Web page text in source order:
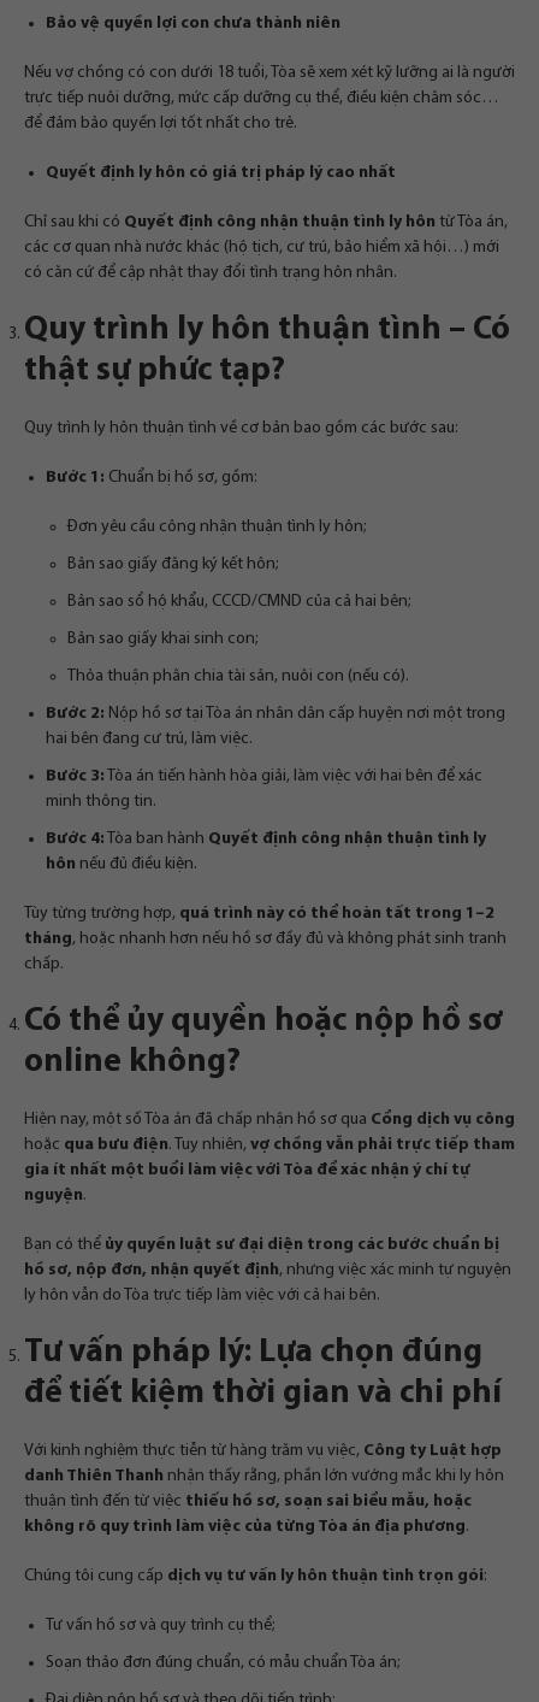
Bảo vệ quyền lợi con chưa thành niên
Nếu vợ chồng có con dưới 18 tuổi, Tòa sẽ xem xét kỹ lưỡng ai là người
trực tiếp nuôi dưỡng, mức cấp dưỡng cụ thể, điều kiện chăm sóc…
để đảm bảo quyền lợi tốt nhất cho trẻ.
Quyết định ly hôn có giá trị pháp lý cao nhất
Chỉ sau khi có Quyết định công nhận thuận tình ly hôn từ Tòa án,
các cơ quan nhà nước khác (hộ tịch, cư trú, bảo hiểm xã hội…) mới
có căn cứ để cập nhật thay đổi tình trạng hôn nhân.
Quy trình ly hôn thuận tình – Có
thật sự phức tạp?
Quy trình ly hôn thuận tình về cơ bản bao gồm các bước sau:
Bước 1: Chuẩn bị hồ sơ, gồm:
Đơn yêu cầu công nhận thuận tình ly hôn;
Bản sao giấy đăng ký kết hôn;
Bản sao sổ hộ khẩu, CCCD/CMND của cả hai bên;
Bản sao giấy khai sinh con;
Thỏa thuận phân chia tài sản, nuôi con (nếu có).
Bước 2: Nộp hồ sơ tại Tòa án nhân dân cấp huyện nơi một trong
hai bên đang cư trú, làm việc.
Bước 3: Tòa án tiến hành hòa giải, làm việc với hai bên để xác
minh thông tin.
Bước 4: Tòa ban hành Quyết định công nhận thuận tình ly
hôn nếu đủ điều kiện.
Tùy từng trường hợp, quá trình này có thể hoàn tất trong 1–2
tháng, hoặc nhanh hơn nếu hồ sơ đầy đủ và không phát sinh tranh
chấp.
Có thể ủy quyền hoặc nộp hồ sơ
online không?
Hiện nay, một số Tòa án đã chấp nhận hồ sơ qua Cổng dịch vụ công
hoặc qua bưu điện. Tuy nhiên, vợ chồng vẫn phải trực tiếp tham
gia ít nhất một buổi làm việc với Tòa để xác nhận ý chí tự
nguyện.
Bạn có thể ủy quyền luật sư đại diện trong các bước chuẩn bị
hồ sơ, nộp đơn, nhận quyết định, nhưng việc xác minh tự nguyện
ly hôn vẫn do Tòa trực tiếp làm việc với cả hai bên.
Tư vấn pháp lý: Lựa chọn đúng
để tiết kiệm thời gian và chi phí
Với kinh nghiệm thực tiễn từ hàng trăm vụ việc, Công ty Luật hợp
danh Thiên Thanh nhận thấy rằng, phần lớn vướng mắc khi ly hôn
thuận tình đến từ việc thiếu hồ sơ, soạn sai biểu mẫu, hoặc
không rõ quy trình làm việc của từng Tòa án địa phương.
Chúng tôi cung cấp dịch vụ tư vấn ly hôn thuận tình trọn gói:
Tư vấn hồ sơ và quy trình cụ thể;
Soạn thảo đơn đúng chuẩn, có mẫu chuẩn Tòa án;